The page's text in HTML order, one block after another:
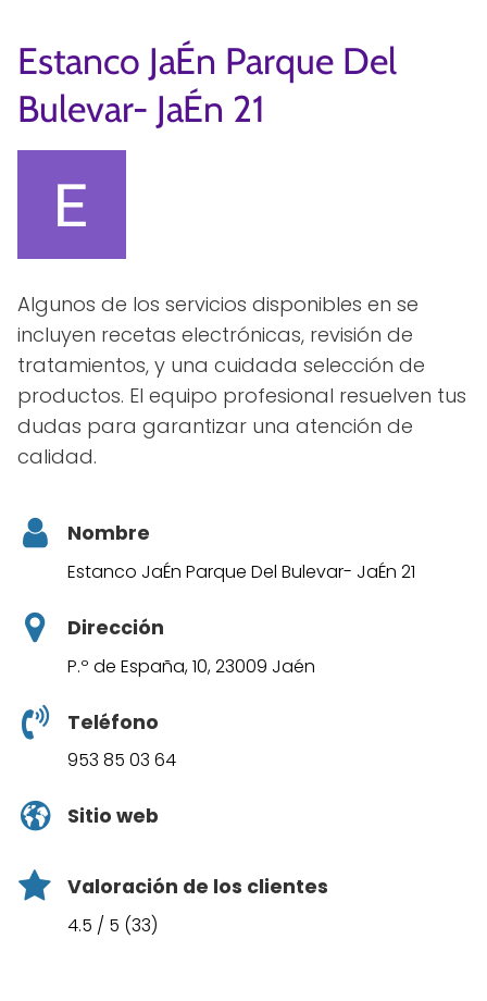
Estanco JaÉn Parque Del
Bulevar- JaÉn 21
Algunos de los servicios disponibles en se
incluyen recetas electrónicas, revisión de
tratamientos, y una cuidada selección de
productos. El equipo profesional resuelven tus
dudas para garantizar una atención de
calidad.
Nombre
Estanco JaÉn Parque Del Bulevar- JaÉn 21
Dirección
P.º de España, 10, 23009 Jaén
Teléfono
953 85 03 64
Sitio web
Valoración de los clientes
4.5 / 5 (33)